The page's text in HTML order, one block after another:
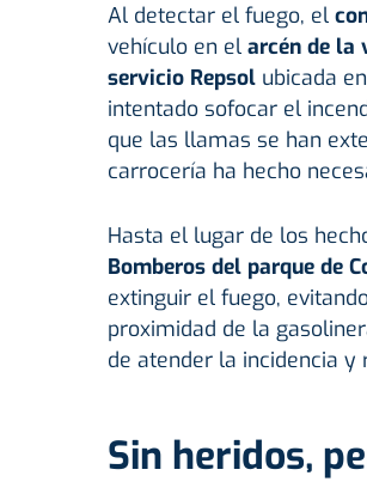
Al detectar el fuego, el
vehículo en el arcén de la
servicio Repsolubicada
intentado sofocar el
que las llamas se han
carrocería ha hecho
Hasta el lugar de los
Bomberos del parque de
extinguir el fuego,
proximidad de la
de atender la incidencia
Sin heridos,